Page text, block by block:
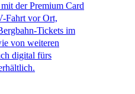
der Premium Card
Fahrt vor Ort,
Tickets im
von weiteren
digital fürs